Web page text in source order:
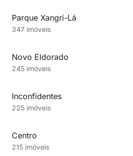
Parque Xangri-Lá
347 imóveis
Novo Eldorado
245 imóveis
Inconfidentes
225 imóveis
Centro
215 imóveis